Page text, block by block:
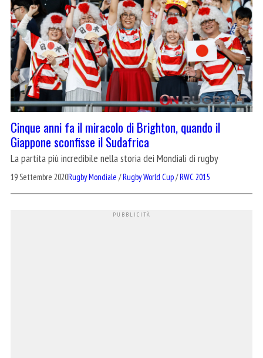
Cinque anni fa il miracolo di Brighton, quando il
Giappone sconfisse il Sudafrica
La partita più incredibile nella storia dei Mondiali di rugby
19 Settembre 2020Rugby Mondiale /Rugby World Cup/RWC 2015